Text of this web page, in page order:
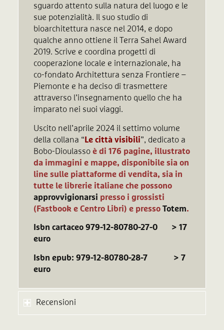
sguardo attento sulla natura del luogo e le
sue potenzialità. Il suo studio di
bioarchitettura nasce nel 2014, e dopo
qualche anno ottiene il Terra Sahel Award
2019. Scrive e coordina progetti di
cooperazione locale e internazionale, ha
co-fondato Architettura senza Frontiere –
Piemonte e ha deciso di trasmettere
attraverso l’insegnamento quello che ha
imparato nei suoi viaggi.
Uscito nell’aprile 2024 il settimo volume
della collana “ Le città visibili”, dedicato a
Bobo-Dioulasso è di 176 pagine, illustrato
da immagini e mappe, disponibile sia on
line sulle piattaforme di vendita, sia in
tutte le librerie italiane che possono
approvvigionarsi presso i grossisti
(Fastbook e Centro Libri) e presso Totem.
Isbn cartaceo 979-12-80780-27-0 > 17
euro
Isbn epub: 979-12-80780-28-7 > 7
euro
Recensioni